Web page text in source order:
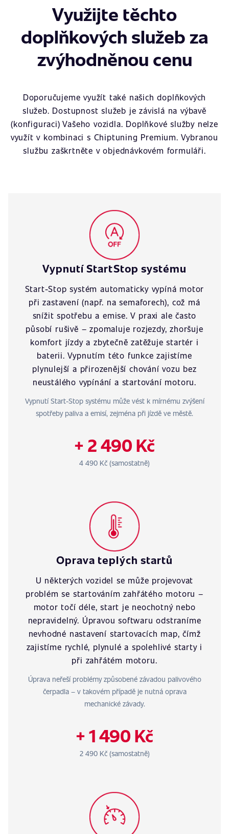
Využijte těchto
doplňkových služeb za
zvýhodněnou cenu
Doporučujeme využít také našich doplňkových
služeb. Dostupnost služeb je závislá na výbavě
(konfiguraci) Vašeho vozidla. Doplňkové služby nelze
využít v kombinaci s Chiptuning Premium. Vybranou
službu zaškrtněte v objednávkovém formuláři.
Vypnutí StartStop systému
Start-Stop systém automaticky vypíná motor
při zastavení (např. na semaforech), což má
snížit spotřebu a emise. V praxi ale často
působí rušivě – zpomaluje rozjezdy, zhoršuje
komfort jízdy a zbytečně zatěžuje startér i
baterii. Vypnutím této funkce zajistíme
plynulejší a přirozenější chování vozu bez
neustálého vypínání a startování motoru.
Vypnutí Start-Stop systému může vést k mírnému zvýšení
spotřeby paliva a emisí, zejména při jízdě ve městě.
+ 2 490 Kč
4 490 Kč (samostatně)
Oprava teplých startů
U některých vozidel se může projevovat
problém se startováním zahřátého motoru –
motor točí déle, start je neochotný nebo
nepravidelný. Úpravou softwaru odstraníme
nevhodné nastavení startovacích map, čímž
zajistíme rychlé, plynulé a spolehlivé starty i
při zahřátém motoru.
Úprava neřeší problémy způsobené závadou palivového
čerpadla – v takovém případě je nutná oprava
mechanické závady.
+ 1 490 Kč
2 490 Kč (samostatně)